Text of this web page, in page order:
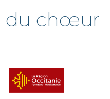
du chœur